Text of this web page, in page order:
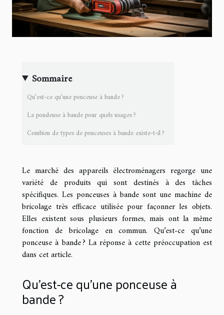
Sommaire
Qu’est-ce qu’une ponceuse à bande ?
La pondeuse à bande pour quels usages ?
Combien de types de ponceuses à bande existe-t-il ?
Le marché des appareils électroménagers regorge une
variété de produits qui sont destinés à des tâches
spécifiques. Les ponceuses à bande sont une machine de
bricolage très efficace utilisée pour façonner les objets.
Elles existent sous plusieurs formes, mais ont la même
fonction de bricolage en commun. Qu’est-ce qu’une
ponceuse à bande ? La réponse à cette préoccupation est
dans cet article.
Qu’est-ce qu’une ponceuse à
bande ?